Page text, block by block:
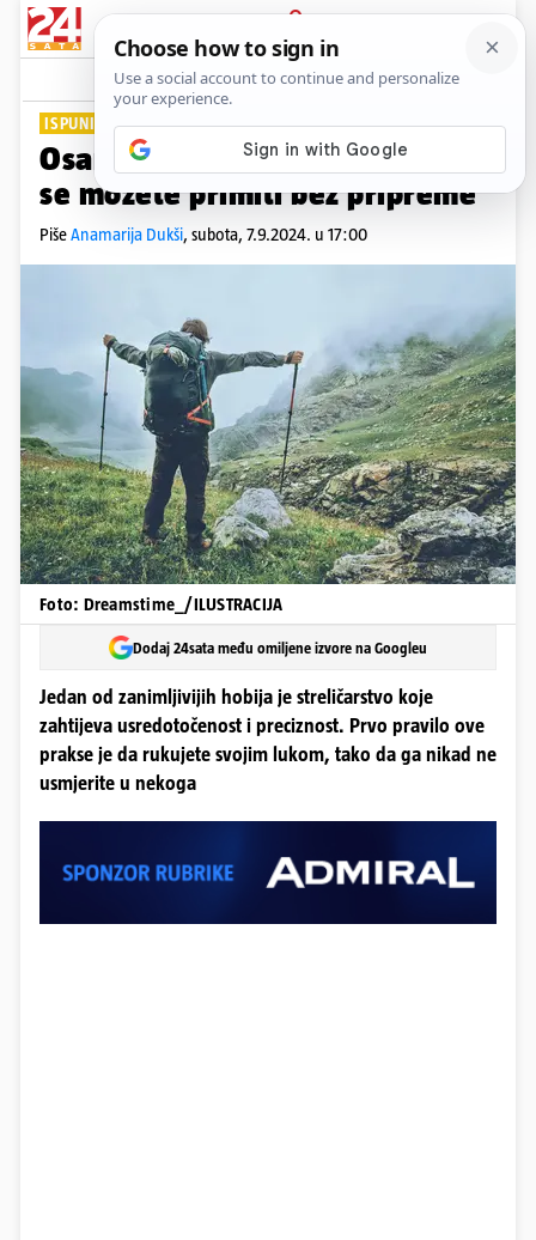
PRIJAVA
Lifestyle Komentari
ISPUNITE SI DAN
Osam aktivnosti i hobija kojih
se možete primiti bez pripreme
PišeAnamarija Dukši, subota, 7.9.2024. u 17:00
Foto: Dreamstime_/ILUSTRACIJA
Dodaj 24sata među omiljene izvore na Googleu
Jedan od zanimljivijih hobija je streličarstvo koje
zahtijeva usredotočenost i preciznost. Prvo pravilo ove
prakse je da rukujete svojim lukom, tako da ga nikad ne
usmjerite u nekoga